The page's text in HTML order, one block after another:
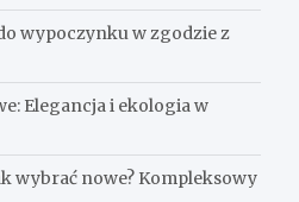
wypoczynku w zgodzie z
Elegancja i ekologia w
wybrać nowe? Kompleksowy